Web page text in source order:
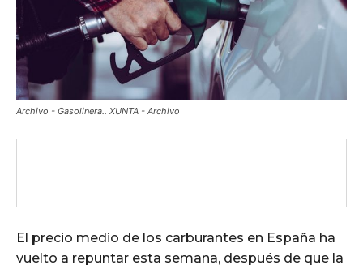
Archivo - Gasolinera.. XUNTA - Archivo
El precio medio de los carburantes en España ha
vuelto a repuntar esta semana, después de que la